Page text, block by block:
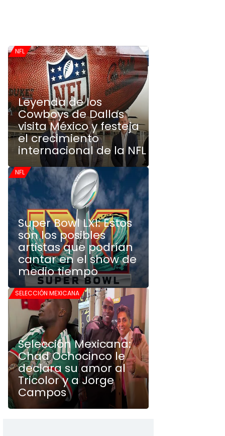
NFL
Leyenda de los
Cowboys de Dallas
visita México y festeja
el crecimiento
internacional de la NFL
NFL
Super Bowl LXI: Estos
son los posibles
artistas que podrían
cantar en el show de
medio tiempo
SELECCIÓN MEXICANA
Selección Mexicana:
Chad Ochocinco le
declara su amor al
Tricolor y a Jorge
Campos